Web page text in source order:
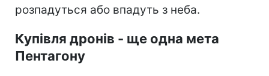
розпадуться або впадуть з неба.
Купівля дронів - ще одна мета
Пентагону